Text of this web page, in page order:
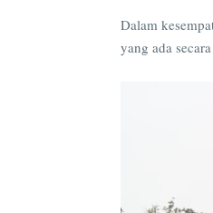
Dalam
yang ada